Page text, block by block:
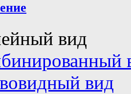
вид
вид